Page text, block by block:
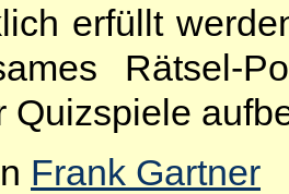
erfüllt
Rätsel-
Quizspiele
Frank Gartner